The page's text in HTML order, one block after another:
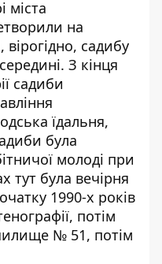
міста
на
садибу
З кінця
садиби
їдальня,
була
молоді при
тут була вечірня
1990-х років
потім
№ 51, потім